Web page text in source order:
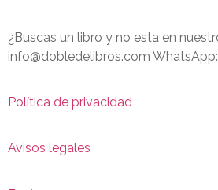
¿Buscas un libro y no esta en
info@dobledelibros.com
Política de privacidad
Avisos legales